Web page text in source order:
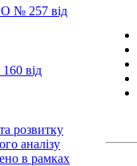
№ 257 від
від
розвитку
аналізу
в рамках